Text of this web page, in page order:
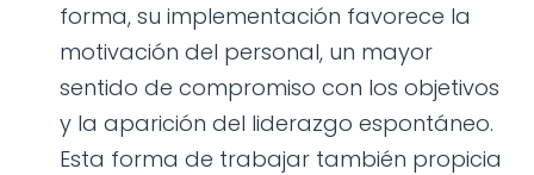
forma, su implementación favorece la
motivación del personal, un mayor
sentido de compromiso con los objetivos
y la aparición del liderazgo espontáneo.
Esta forma de trabajar también propicia